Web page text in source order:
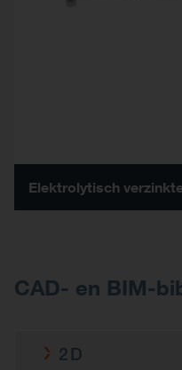
Elektrolytisch
CAD- en BIM-
2D